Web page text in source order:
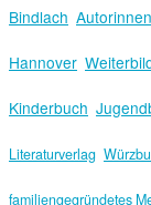
Bindlach Autorinnen
Hannover
Kinderbuch
Literaturverlag
familiengegründetes